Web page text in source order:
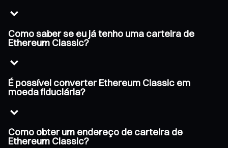
Como saber se eu já tenho uma carteira de
Ethereum Classic?
É possível converter Ethereum Classic em
moeda fiduciária?
Como obter um endereço de carteira de
Ethereum Classic?